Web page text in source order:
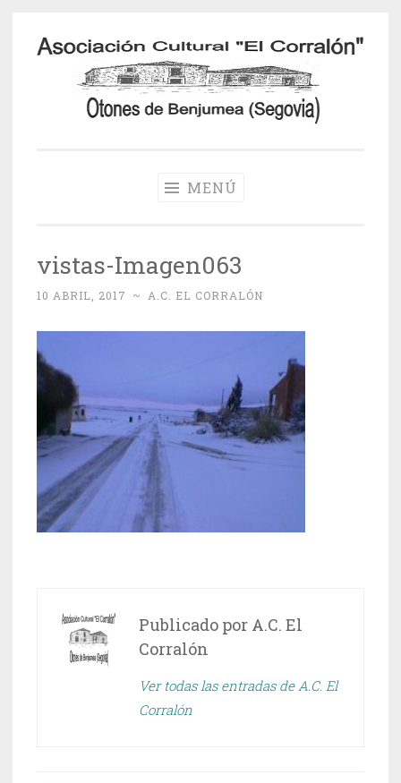
Saltar
contenido
MENÚ
vistas-Imagen063
10 ABRIL, 2017 ~ A.C. EL CORRALÓN
Publicado por A.C. El
Corralón
Ver todas las entradas de A.C. El
Corralón